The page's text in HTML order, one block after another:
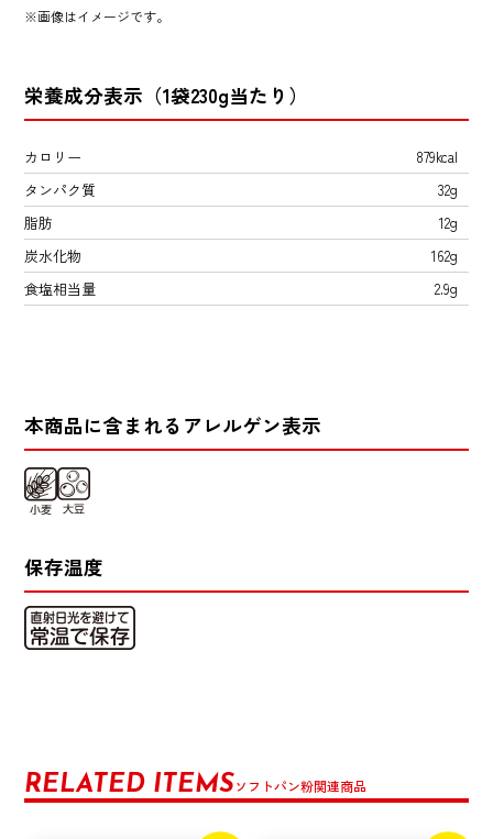
画像はイメージです。
栄養成分表示（1袋230g当たり）
カロリー
879kcal
タンパク質
32g
脂肪
12g
炭水化物
162g
食塩相当量
2.9g
本商品に含まれるアレルゲン表示
保存温度
RELATED ITEMSソフトパン粉関連商品